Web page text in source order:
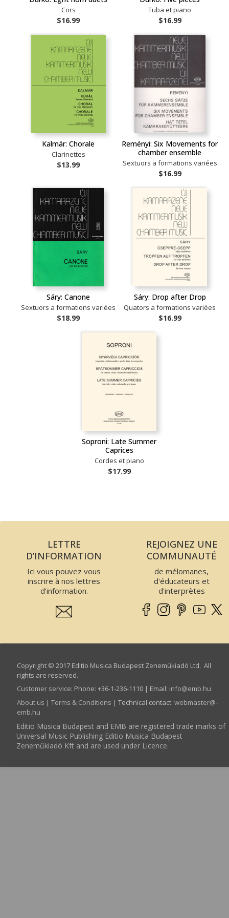
Cors
$16.99
Tuba et piano
$16.99
Kalmár: Chorale
Clarinettes
$13.99
Reményi: Six Movements for
chamber ensemble
Sextuors a formations variées
$16.99
Sáry: Canone
Sextuors a formations variées
$18.99
Sáry: Drop after Drop
Quators a formations variées
$16.99
Soproni: Late Summer
Caprices
Cordes et piano
$17.99
LETTRE
D’INFORMATION
Ici vous pouvez vous
inscrire à nos lettres
d’information.
REJOIGNEZ UNE
COMMUNAUTÉ
de mélomanes,
d'éducateurs et
d'interprètes
Copyright © 2017 Editio Musica Budapest Zeneműkiadó Ltd. All
rights are reserved.
Customer service: Phone: +36-1-236-1110 | Email: info­@­emb.hu
About us | Terms & Conditions | Technical contact: webmaster­@­
emb.hu
Editio Musica Budapest and EMB are registered trade marks of
Universal Music Publishing Editio Musica Budapest
Zeneműkiadó Kft and are used under Licence.